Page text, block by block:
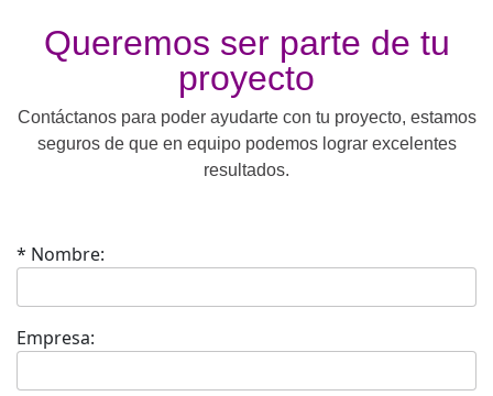
Queremos ser parte de tu
proyecto
Contáctanos para poder ayudarte con tu proyecto, estamos
seguros de que en equipo podemos lograr excelentes
resultados.
* Nombre:
Empresa: